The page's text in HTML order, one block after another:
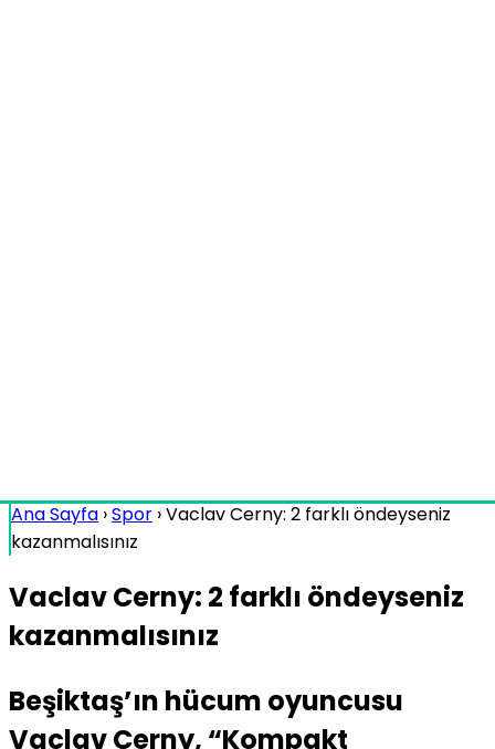
Ana Sayfa ›Spor ›Vaclav Cerny: 2 farklı öndeyseniz
kazanmalısınız
Vaclav Cerny: 2 farklı öndeyseniz
kazanmalısınız
Beşiktaş’ın hücum oyuncusu
Vaclav Cerny, “Kompakt